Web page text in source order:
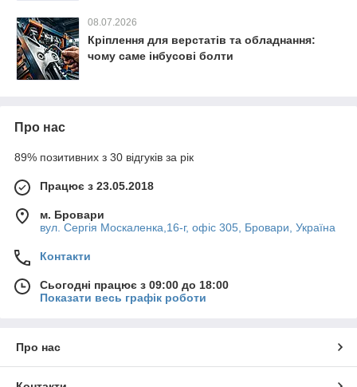
08.07.2026
Кріплення для верстатів та обладнання:
чому саме інбусові болти
Про нас
89% позитивних з 30 відгуків за рік
Працює з 23.05.2018
м. Бровари
вул. Сергія Москаленка,16-г, офіс 305, Бровари, Україна
Контакти
Сьогодні працює з 09:00 до 18:00
Показати весь графік роботи
Про нас